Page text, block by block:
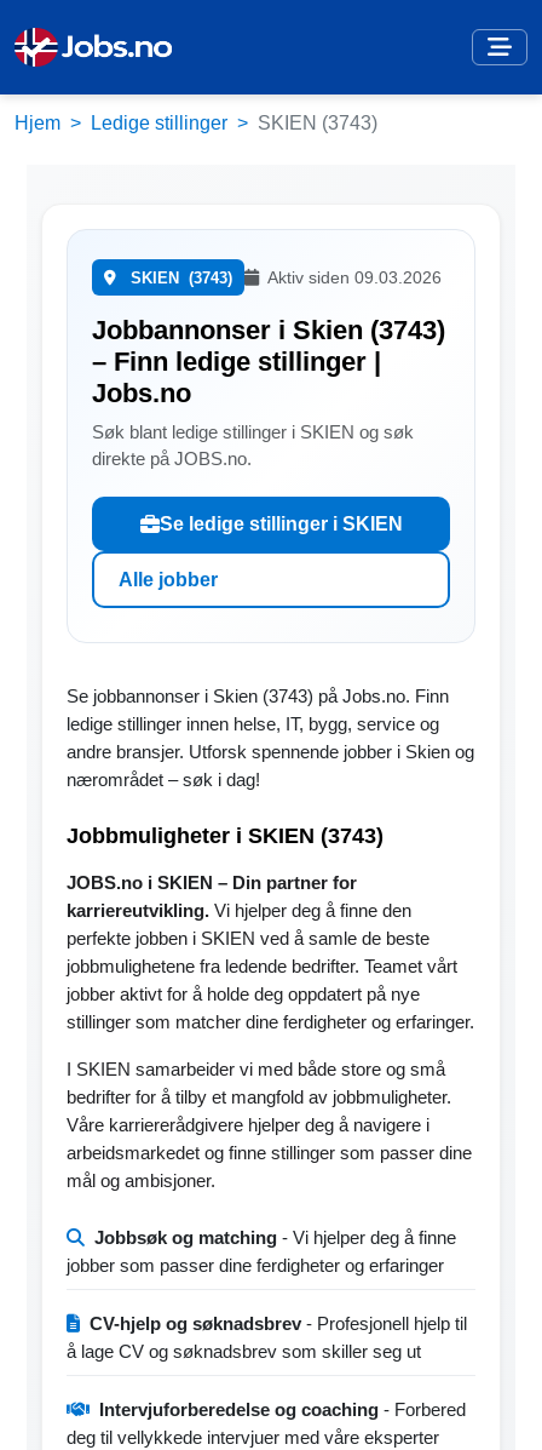
Hjem Ledige stillinger SKIEN (3743)
SKIEN (3743) Aktiv siden 09.03.2026
Jobbannonser i Skien (3743)
– Finn ledige stillinger |
Jobs.no
Søk blant ledige stillinger i SKIEN og søk
direkte på JOBS.no.
Se ledige stillinger i SKIEN
Alle jobber
Se jobbannonser i Skien (3743) på Jobs.no. Finn
ledige stillinger innen helse, IT, bygg, service og
andre bransjer. Utforsk spennende jobber i Skien og
nærområdet – søk i dag!
Jobbmuligheter i SKIEN (3743)
JOBS.no i SKIEN – Din partner for
karriereutvikling. Vi hjelper deg å finne den
perfekte jobben i SKIEN ved å samle de beste
jobbmulighetene fra ledende bedrifter. Teamet vårt
jobber aktivt for å holde deg oppdatert på nye
stillinger som matcher dine ferdigheter og erfaringer.
I SKIEN samarbeider vi med både store og små
bedrifter for å tilby et mangfold av jobbmuligheter.
Våre karriererådgivere hjelper deg å navigere i
arbeidsmarkedet og finne stillinger som passer dine
mål og ambisjoner.
Jobbsøk og matching - Vi hjelper deg å finne
jobber som passer dine ferdigheter og erfaringer
CV-hjelp og søknadsbrev- Profesjonell hjelp til
å lage CV og søknadsbrev som skiller seg ut
Intervjuforberedelse og coaching - Forbered
deg til vellykkede intervjuer med våre eksperter